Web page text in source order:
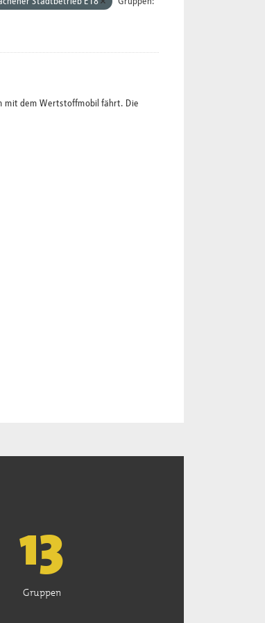
mit dem Wertstoffmobil fährt. Die
13
Gruppen